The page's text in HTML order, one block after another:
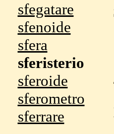
sfegatare
sfenoide
sfera
sferisterio
sferoide
sferometro
sferrare